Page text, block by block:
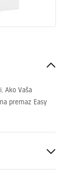
Ako Vaša
premaz Easy